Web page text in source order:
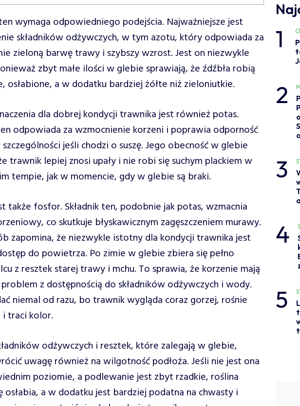
wymaga odpowiedniego podejścia. Najważniejsze jest
składników odżywczych, w tym azotu, który odpowiada za
zieloną barwę trawy i szybszy wzrost. Jest on niezwykle
zbyt małe ilości w glebie sprawiają, że źdźbła robią
osłabione, a w dodatku bardziej żółte niż zieloniutkie.
dla dobrej kondycji trawnika jest również potas.
odpowiada za wzmocnienie korzeni i poprawia odporność
jeśli chodzi o suszę. Jego obecność w glebie
trawnik lepiej znosi upały i nie robi się suchym plackiem w
tempie, jak w momencie, gdy w glebie są braki.
także fosfor. Składnik ten, podobnie jak potas, wzmacnia
co skutkuje błyskawicznym zagęszczeniem murawy.
zapomina, że niezwykle istotny dla kondycji trawnika jest
do powietrza. Po zimie w glebie zbiera się pełno
z resztek starej trawy i mchu. To sprawia, że korzenie mają
z dostępnością do składników odżywczych i wody.
niemal od razu, bo trawnik wygląda coraz gorzej, rośnie
traci kolor.
odżywczych i resztek, które zalegają w glebie,
uwagę również na wilgotność podłoża. Jeśli nie jest ona
poziomie, a podlewanie jest zbyt rzadkie, roślina
osłabia, a w dodatku jest bardziej podatna na chwasty i
1
2
3
4
5